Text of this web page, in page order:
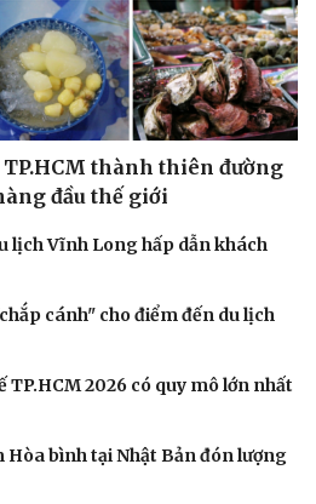
Sao Việt
thành thiên đường
đầu thế giới
lịch Vĩnh Long hấp dẫn khách
cánh" cho điểm đến du lịch
TP.HCM 2026 có quy mô lớn nhất
bình tại Nhật Bản đón lượng